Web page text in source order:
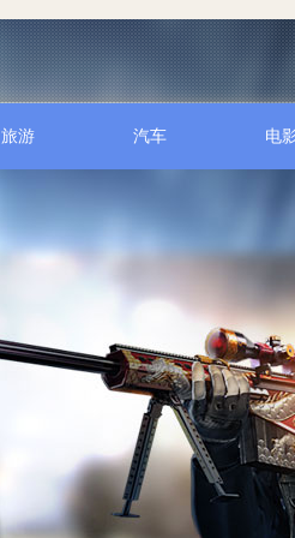
旅游 汽车 电